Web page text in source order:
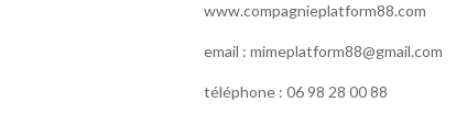
www.compagnieplatform88.com
email : mimeplatform88@gmail.com
téléphone : 06 98 28 00 88